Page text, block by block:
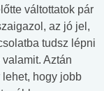
váltottatok pár
az jó jel,
tudsz lépni
Aztán
hogy jobb